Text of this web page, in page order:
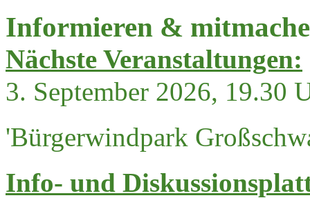
Informieren &
Nächste Veranstaltungen:
3. September 2026, 19.30
'Bürgerwindpark
Info- und